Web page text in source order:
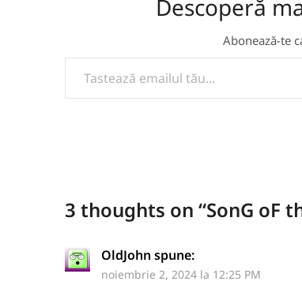
Descoperă
Abonează-te
TASTEAZĂ EMAILUL TĂU...
3 thoughts on “SonG oF
OldJohn spune:
noiembrie 2, 2024 la 12:25 PM